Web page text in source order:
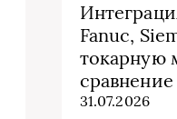
Fanuc,
токарную
31.07.2026